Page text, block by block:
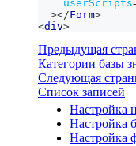
userScripts
></Form>
<div>
Предыдущая
Категории базы
Следующая
Список записей
Настройка
Настройка
Настройка